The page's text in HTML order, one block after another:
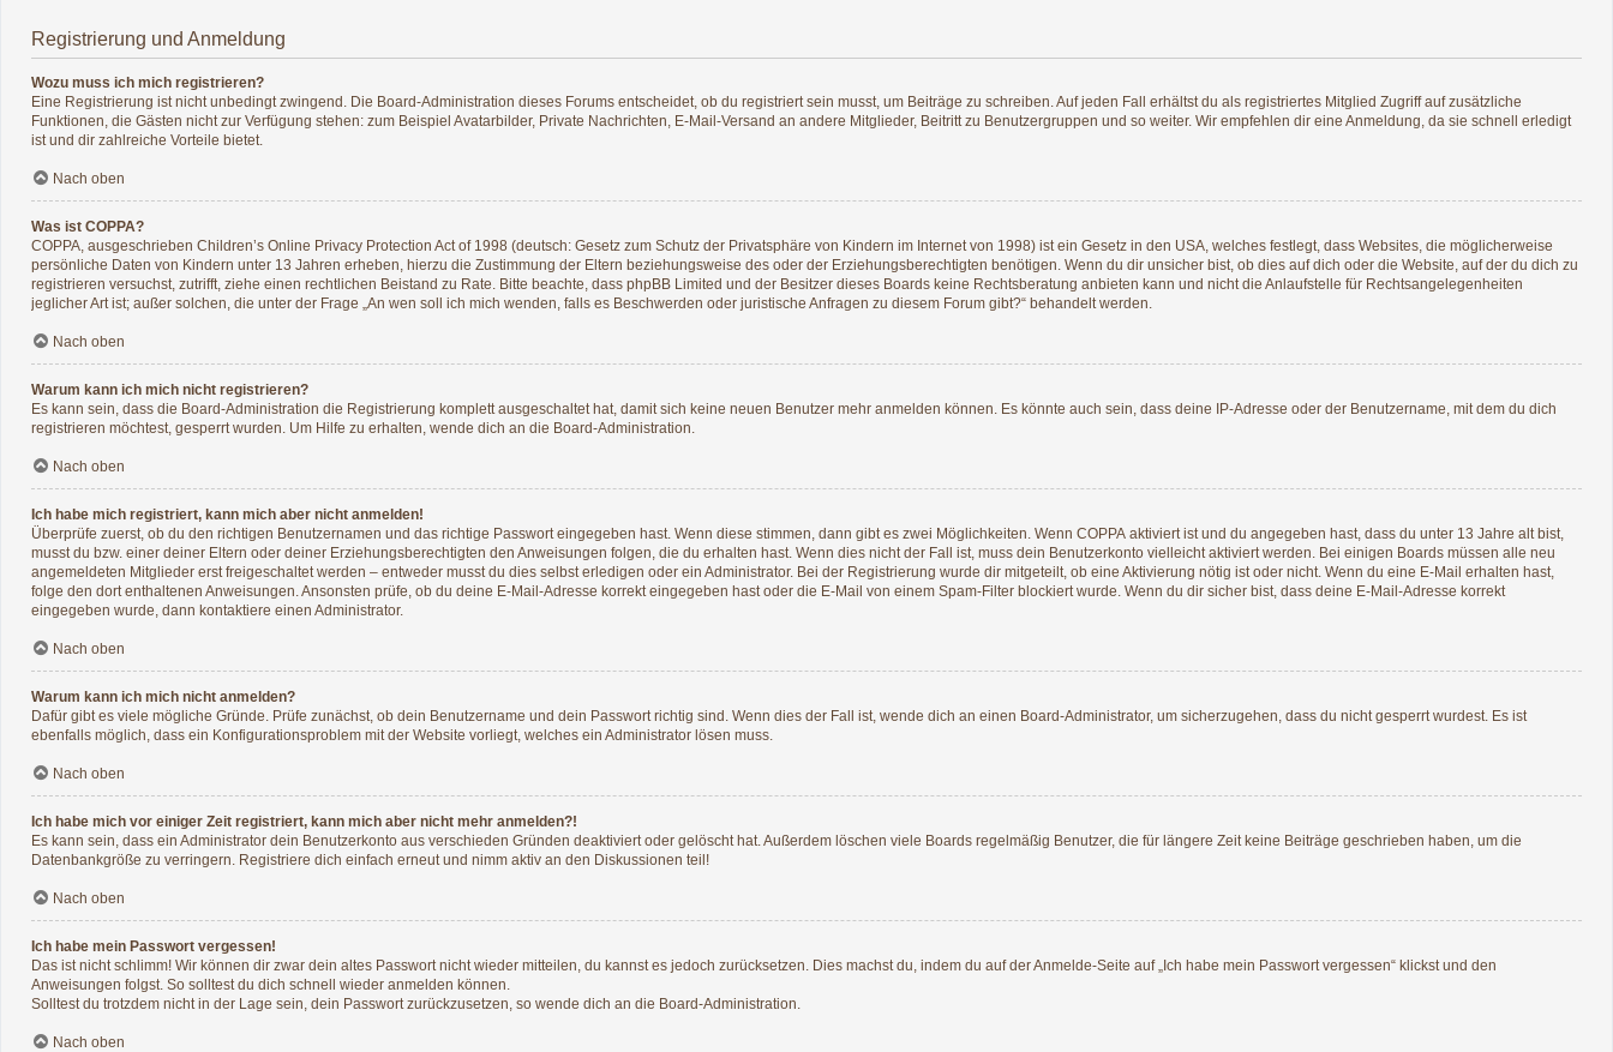
Registrierung und Anmeldung
Wozu muss ich mich registrieren?
Eine Registrierung ist nicht unbedingt zwingend. Die Board-Administration dieses Forums entscheidet, ob du registriert sein musst, um Beiträge zu schreiben. Auf jeden Fall erhältst du als registriertes Mitglied Zugriff auf zusätzliche
Funktionen, die Gästen nicht zur Verfügung stehen: zum Beispiel Avatarbilder, Private Nachrichten, E-Mail-Versand an andere Mitglieder, Beitritt zu Benutzergruppen und so weiter. Wir empfehlen dir eine Anmeldung, da sie schnell erledigt
ist und dir zahlreiche Vorteile bietet.
Nach oben
Was ist COPPA?
COPPA, ausgeschrieben Children’s Online Privacy Protection Act of 1998 (deutsch: Gesetz zum Schutz der Privatsphäre von Kindern im Internet von 1998) ist ein Gesetz in den USA, welches festlegt, dass Websites, die möglicherweise
persönliche Daten von Kindern unter 13 Jahren erheben, hierzu die Zustimmung der Eltern beziehungsweise des oder der Erziehungsberechtigten benötigen. Wenn du dir unsicher bist, ob dies auf dich oder die Website, auf der du dich zu
registrieren versuchst, zutrifft, ziehe einen rechtlichen Beistand zu Rate. Bitte beachte, dass phpBB Limited und der Besitzer dieses Boards keine Rechtsberatung anbieten kann und nicht die Anlaufstelle für Rechtsangelegenheiten
jeglicher Art ist; außer solchen, die unter der Frage „An wen soll ich mich wenden, falls es Beschwerden oder juristische Anfragen zu diesem Forum gibt?“ behandelt werden.
Nach oben
Warum kann ich mich nicht registrieren?
Es kann sein, dass die Board-Administration die Registrierung komplett ausgeschaltet hat, damit sich keine neuen Benutzer mehr anmelden können. Es könnte auch sein, dass deine IP-Adresse oder der Benutzername, mit dem du dich
registrieren möchtest, gesperrt wurden. Um Hilfe zu erhalten, wende dich an die Board-Administration.
Nach oben
Ich habe mich registriert, kann mich aber nicht anmelden!
Überprüfe zuerst, ob du den richtigen Benutzernamen und das richtige Passwort eingegeben hast. Wenn diese stimmen, dann gibt es zwei Möglichkeiten. Wenn COPPA aktiviert ist und du angegeben hast, dass du unter 13 Jahre alt bist,
musst du bzw. einer deiner Eltern oder deiner Erziehungsberechtigten den Anweisungen folgen, die du erhalten hast. Wenn dies nicht der Fall ist, muss dein Benutzerkonto vielleicht aktiviert werden. Bei einigen Boards müssen alle neu
angemeldeten Mitglieder erst freigeschaltet werden – entweder musst du dies selbst erledigen oder ein Administrator. Bei der Registrierung wurde dir mitgeteilt, ob eine Aktivierung nötig ist oder nicht. Wenn du eine E-Mail erhalten hast,
folge den dort enthaltenen Anweisungen. Ansonsten prüfe, ob du deine E-Mail-Adresse korrekt eingegeben hast oder die E-Mail von einem Spam-Filter blockiert wurde. Wenn du dir sicher bist, dass deine E-Mail-Adresse korrekt
eingegeben wurde, dann kontaktiere einen Administrator.
Nach oben
Warum kann ich mich nicht anmelden?
Dafür gibt es viele mögliche Gründe. Prüfe zunächst, ob dein Benutzername und dein Passwort richtig sind. Wenn dies der Fall ist, wende dich an einen Board-Administrator, um sicherzugehen, dass du nicht gesperrt wurdest. Es ist
ebenfalls möglich, dass ein Konfigurationsproblem mit der Website vorliegt, welches ein Administrator lösen muss.
Nach oben
Ich habe mich vor einiger Zeit registriert, kann mich aber nicht mehr anmelden?!
Es kann sein, dass ein Administrator dein Benutzerkonto aus verschieden Gründen deaktiviert oder gelöscht hat. Außerdem löschen viele Boards regelmäßig Benutzer, die für längere Zeit keine Beiträge geschrieben haben, um die
Datenbankgröße zu verringern. Registriere dich einfach erneut und nimm aktiv an den Diskussionen teil!
Nach oben
Ich habe mein Passwort vergessen!
Das ist nicht schlimm! Wir können dir zwar dein altes Passwort nicht wieder mitteilen, du kannst es jedoch zurücksetzen. Dies machst du, indem du auf der Anmelde-Seite auf „Ich habe mein Passwort vergessen“ klickst und den
Anweisungen folgst. So solltest du dich schnell wieder anmelden können.
Solltest du trotzdem nicht in der Lage sein, dein Passwort zurückzusetzen, so wende dich an die Board-Administration.
Nach oben